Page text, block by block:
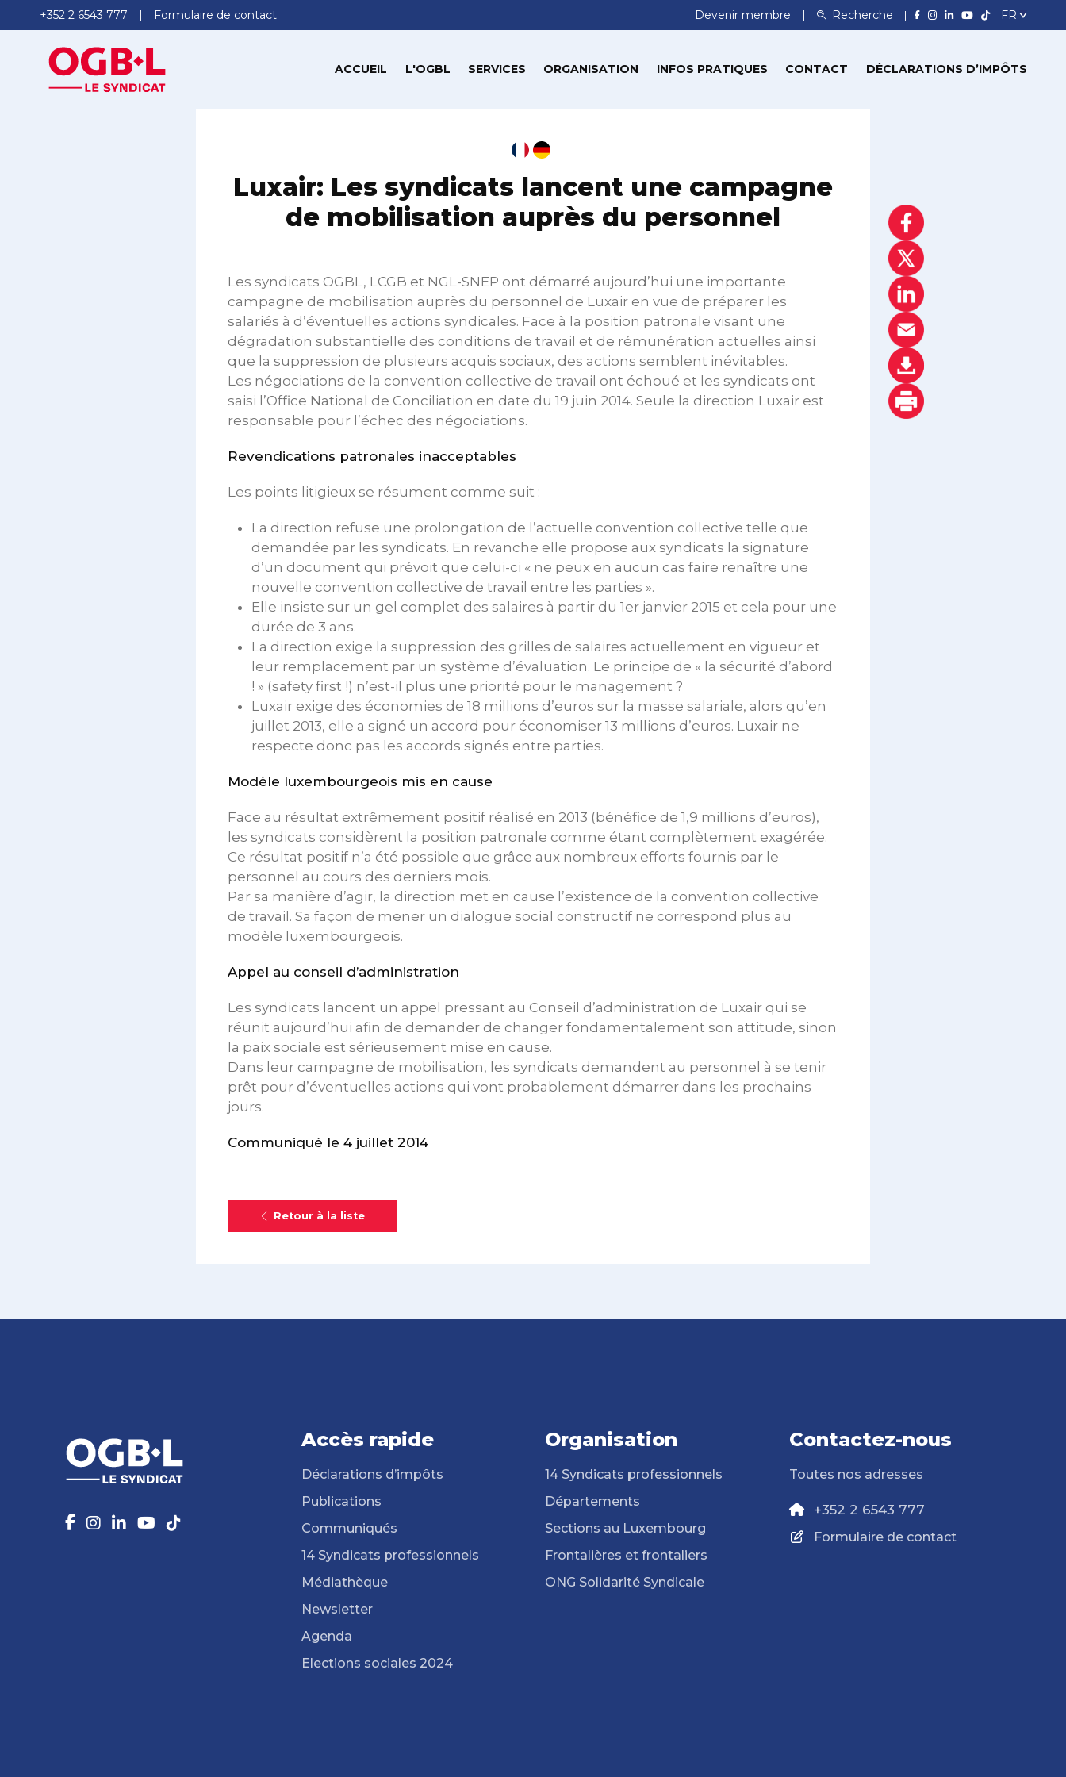
+352 2 6543 777 Formulaire de contact Devenir membre Recherche
ACCUEIL L'OGBL SERVICES ORGANISATION INFOS PRATIQUES CONTACT DÉCLARATIONS D’IMPÔTS
Luxair: Les syndicats lancent une campagne
de mobilisation auprès du personnel
Les syndicats OGBL, LCGB et NGL-SNEP ont démarré aujourd’hui une importante
campagne de mobilisation auprès du personnel de Luxair en vue de préparer les
salariés à d’éventuelles actions syndicales. Face à la position patronale visant une
dégradation substantielle des conditions de travail et de rémunération actuelles ainsi
que la suppression de plusieurs acquis sociaux, des actions semblent inévitables.
Les négociations de la convention collective de travail ont échoué et les syndicats ont
saisi l’Office National de Conciliation en date du 19 juin 2014. Seule la direction Luxair est
responsable pour l’échec des négociations.
Revendications patronales inacceptables
Les points litigieux se résument comme suit :
La direction refuse une prolongation de l’actuelle convention collective telle que
demandée par les syndicats. En revanche elle propose aux syndicats la signature
d’un document qui prévoit que celui-ci « ne peux en aucun cas faire renaître une
nouvelle convention collective de travail entre les parties ».
Elle insiste sur un gel complet des salaires à partir du 1er janvier 2015 et cela pour une
durée de 3 ans.
La direction exige la suppression des grilles de salaires actuellement en vigueur et
leur remplacement par un système d’évaluation. Le principe de « la sécurité d’abord
! » (safety first !) n’est-il plus une priorité pour le management ?
Luxair exige des économies de 18 millions d’euros sur la masse salariale, alors qu’en
juillet 2013, elle a signé un accord pour économiser 13 millions d’euros. Luxair ne
respecte donc pas les accords signés entre parties.
Modèle luxembourgeois mis en cause
Face au résultat extrêmement positif réalisé en 2013 (bénéfice de 1,9 millions d’euros),
les syndicats considèrent la position patronale comme étant complètement exagérée.
Ce résultat positif n’a été possible que grâce aux nombreux efforts fournis par le
personnel au cours des derniers mois.
Par sa manière d’agir, la direction met en cause l’existence de la convention collective
de travail. Sa façon de mener un dialogue social constructif ne correspond plus au
modèle luxembourgeois.
Appel au conseil d’administration
Les syndicats lancent un appel pressant au Conseil d’administration de Luxair qui se
réunit aujourd’hui afin de demander de changer fondamentalement son attitude, sinon
la paix sociale est sérieusement mise en cause.
Dans leur campagne de mobilisation, les syndicats demandent au personnel à se tenir
prêt pour d’éventuelles actions qui vont probablement démarrer dans les prochains
jours.
Communiqué le 4 juillet 2014
Retour à la liste
Accès rapide
Déclarations d’impôts
Publications
Communiqués
14 Syndicats professionnels
Médiathèque
Newsletter
Agenda
Elections sociales 2024
Organisation
14 Syndicats professionnels
Départements
Sections au Luxembourg
Frontalières et frontaliers
ONG Solidarité Syndicale
Contactez-nous
Toutes nos adresses
+352 2 6543 777
Formulaire de contact